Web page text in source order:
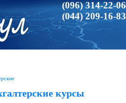
(096) 314-22-06
(044) 209-16-83
курсы